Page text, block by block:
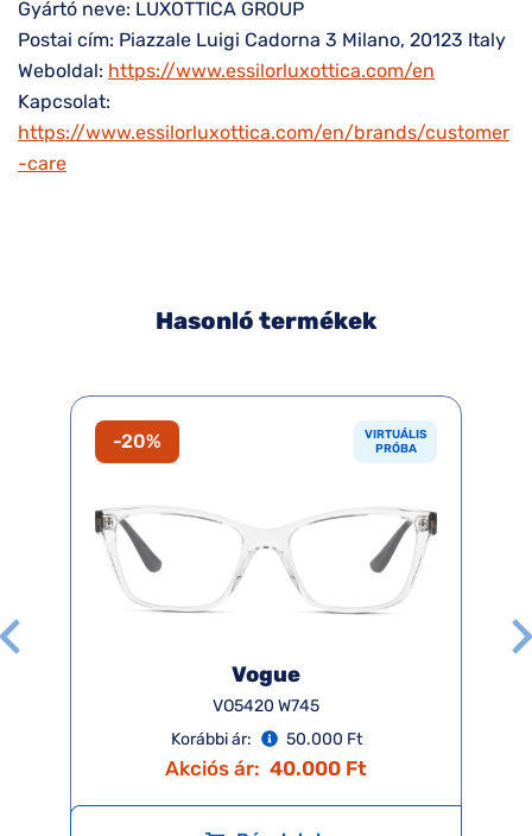
Gyártó neve: LUXOTTICA GROUP
Postai cím: Piazzale Luigi Cadorna 3 Milano, 20123 Italy
Weboldal: https://www.essilorluxottica.com/en
Kapcsolat:
https://www.essilorluxottica.com/en/brands/customer
-care
Hasonló termékek
-20%
VIRTUÁLIS
PRÓBA
Vogue
VO5420 W745
Korábbi ár:
50.000 Ft
Akciós ár: 40.000 Ft